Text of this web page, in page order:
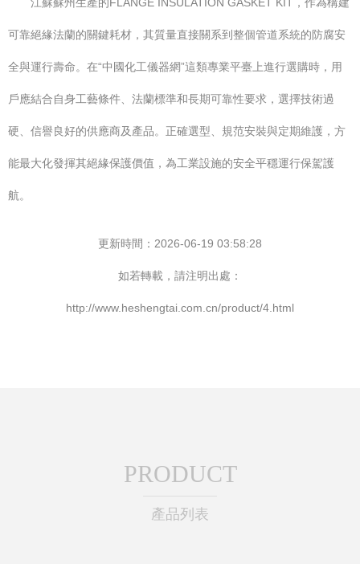
可靠絕緣法蘭的關鍵耗材，其質量直接關系到整個管道系統的防腐安
全與運行壽命。在“中國化工儀器網”這類專業平臺上進行選購時，用
戶應結合自身工藝條件、法蘭標準和長期可靠性要求，選擇技術過
硬、信譽良好的供應商及產品。正確選型、規范安裝與定期維護，方
能最大化發揮其絕緣保護價值，為工業設施的安全平穩運行保駕護
航。
更新時間：2026-06-19 03:58:28
如若轉載，請注明出處：
http://www.heshengtai.com.cn/product/4.html
PRODUCT
產品列表